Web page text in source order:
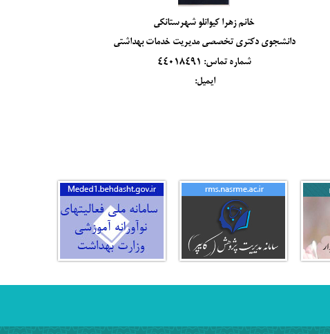
خانم زهرا کیوانلو شهرستانکی
دانشجوی دکتری تخصصی مدیریت خدمات بهداشتی
شماره تماس: 44018491
ایمیل: